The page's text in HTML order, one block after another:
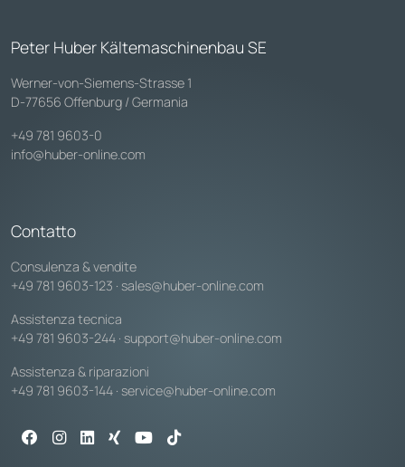
Peter Huber Kältemaschinenbau SE
Werner-von-Siemens-Strasse 1
D-77656 Offenburg / Germania
+49 781 9603-0
info@huber-online.com
Contatto
Consulenza & vendite
+49 781 9603-123 · sales@huber-online.com
Assistenza tecnica
+49 781 9603-244 · support@huber-online.com
Assistenza & riparazioni
+49 781 9603-144 · service@huber-online.com